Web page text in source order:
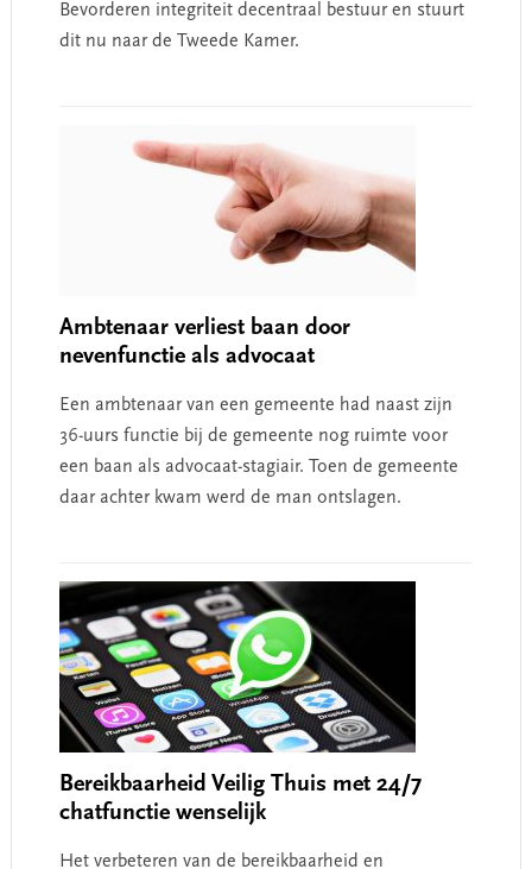
Bevorderen integriteit decentraal bestuur en stuurt
dit nu naar de Tweede Kamer.
Ambtenaar verliest baan door
nevenfunctie als advocaat
Een ambtenaar van een gemeente had naast zijn
36-uurs functie bij de gemeente nog ruimte voor
een baan als advocaat-stagiair. Toen de gemeente
daar achter kwam werd de man ontslagen.
Bereikbaarheid Veilig Thuis met 24/7
chatfunctie wenselijk
Het verbeteren van de bereikbaarheid en